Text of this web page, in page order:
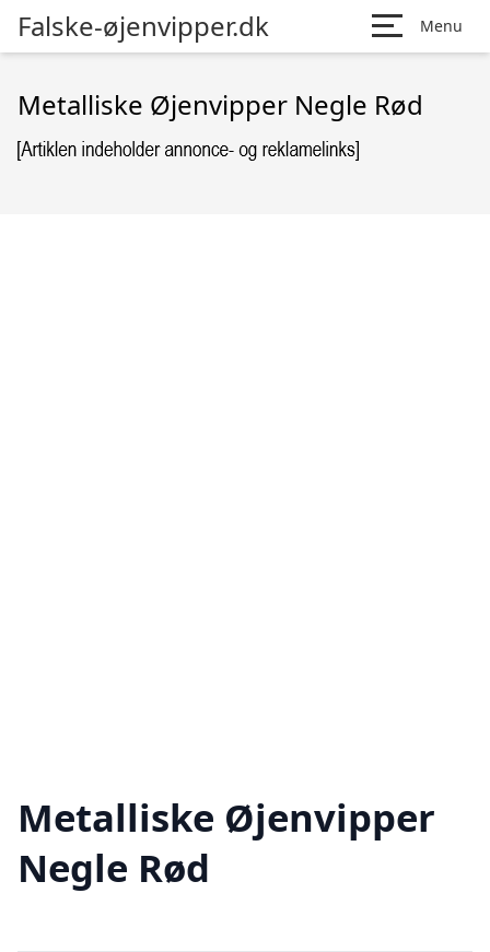
Falske-øjenvipper.dk Menu
Metalliske Øjenvipper Negle Rød
Metalliske Øjenvipper
Negle Rød